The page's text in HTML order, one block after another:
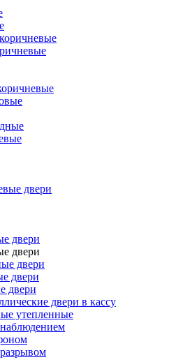
двери
двери
двери
двери
двери
двери
двери в кассу
утепленные